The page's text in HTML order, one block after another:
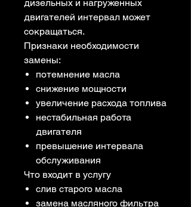
дизельных и нагруженных
двигателей интервал может
сокращаться.
Признаки необходимости
замены:
потемнение масла
снижение мощности
увеличение расхода топлива
нестабильная работа
двигателя
превышение интервала
обслуживания
Что входит в услугу
слив старого масла
замена масляного фильтра